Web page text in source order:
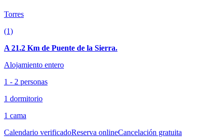
Torres
(1)
A 21.2 Km de Puente de la Sierra.
Alojamiento entero
1 - 2 personas
1 dormitorio
1 cama
Calendario verificadoReserva onlineCancelación gratuita